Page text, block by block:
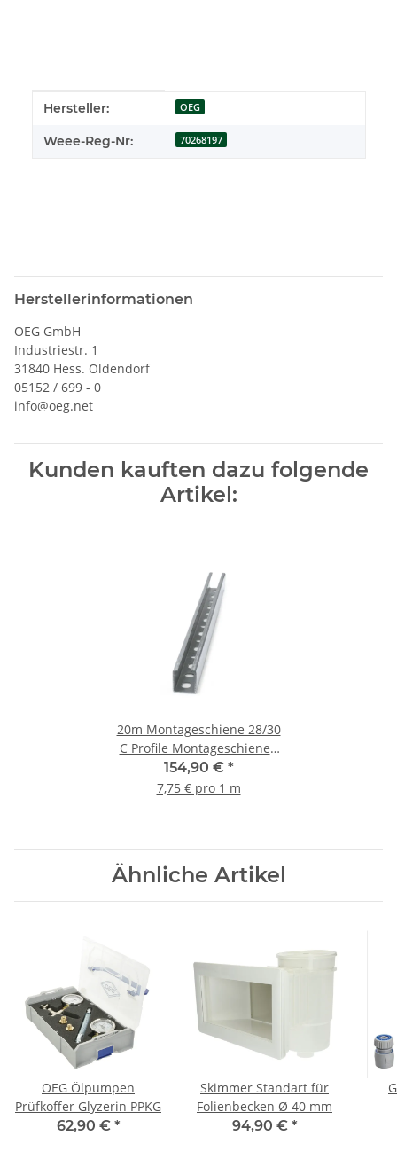
Produkteigenschaft
Wert
Hersteller: OEG
Weee-Reg-Nr: 70268197
Herstellerinformationen
OEG GmbH
Industriestr. 1
31840 Hess. Oldendorf
05152 / 699 - 0
info@oeg.net
Kunden kauften dazu folgende
Artikel:
20m Montageschiene 28/30
C Profile Montageschienen
Metallschiene Lochschiene
154,90 € *
7,75 € pro 1 m
Ähnliche Artikel
OEG Ölpumpen
Prüfkoffer Glyzerin PPKG
62,90 € *
Skimmer Standart für
Folienbecken Ø 40 mm
94,90 € *